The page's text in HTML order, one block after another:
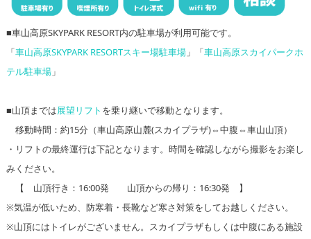
■車山高原SKYPARK RESORT内の駐車場が利用可能です。
「車山高原SKYPARK RESORTスキー場駐車場 」「車山高原スカイパークホ
テル駐車場 」
■山頂までは展望リフト を乗り継いで移動となります。
移動時間：約15分（車山高原山麓(スカイプラザ)⇔中腹⇔車山山頂）
・リフトの最終運行は下記となります。時間を確認しながら撮影をお楽し
みください。
【 山頂行き：16:00発 山頂からの帰り：16:30発 】
※気温が低いため、防寒着・長靴など寒さ対策をしてお越しください。
※山頂にはトイレがございません。スカイプラザもしくは中腹にある施設